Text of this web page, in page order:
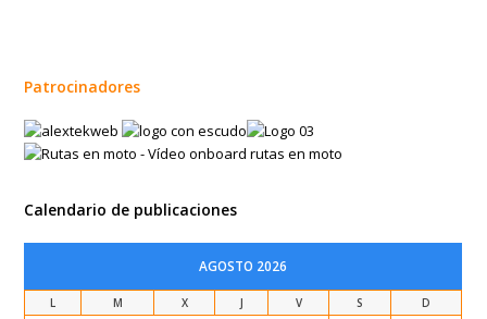
Patrocinadores
Calendario de publicaciones
AGOSTO 2026
L M X J V S
D